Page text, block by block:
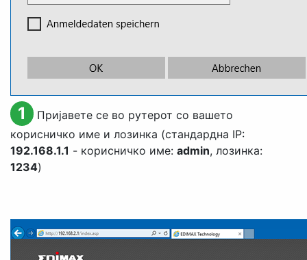
1
Пријавете се во рутерот со вашето
корисничко име и лозинка (стандардна IP:
192.168.1.1 - корисничко име: admin, лозинка:
1234)